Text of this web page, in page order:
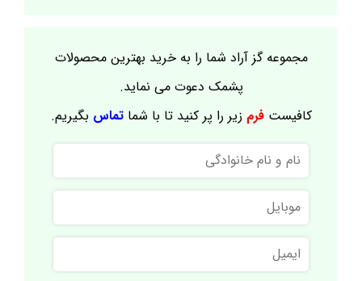
مجموعه گز آراد شما را به خرید بهترین محصولات
پشمک دعوت می نماید.
کافیستفرم زیر را پر کنید تا با شماتماس بگیریم.
نام
و
نام
خانوادگی
موبایل
ایمیل